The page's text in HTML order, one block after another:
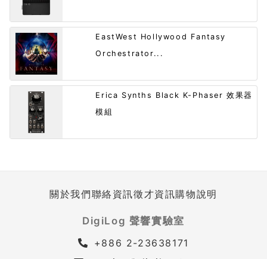
EastWest Hollywood Fantasy
Orchestrator...
Erica Synths Black K-Phaser 效果器
模組
關於我們聯絡資訊徵才資訊購物說明
DigiLog 聲響實驗室
+886 2-23638171